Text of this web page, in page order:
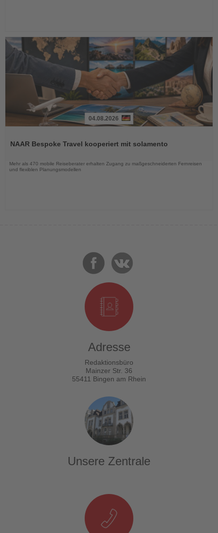
die
04.08.2026
NAAR Bespoke Travel kooperiert mit solamento
Mehr als 470 mobile Reiseberater erhalten Zugang zu maßgeschneiderten Fernreisen
und flexiblen Planungsmodellen
Adresse
Redaktionsbüro
Mainzer Str. 36
55411 Bingen am Rhein
Unsere Zentrale